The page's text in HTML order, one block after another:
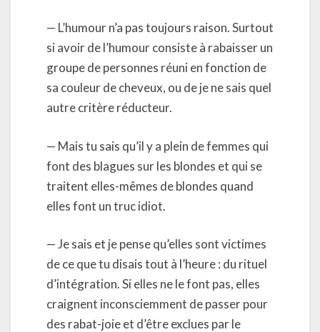
— L’humour n’a pas toujours raison. Surtout
si avoir de l’humour consiste à rabaisser un
groupe de personnes réuni en fonction de
sa couleur de cheveux, ou de je ne sais quel
autre critère réducteur.
— Mais tu sais qu’il y a plein de femmes qui
font des blagues sur les blondes et qui se
traitent elles-mêmes de blondes quand
elles font un truc idiot.
— Je sais et je pense qu’elles sont victimes
de ce que tu disais tout à l’heure : du rituel
d’intégration. Si elles ne le font pas, elles
craignent inconsciemment de passer pour
des rabat-joie et d’être exclues par le